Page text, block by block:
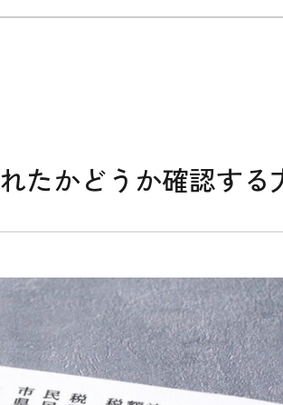
たかどうか確認する